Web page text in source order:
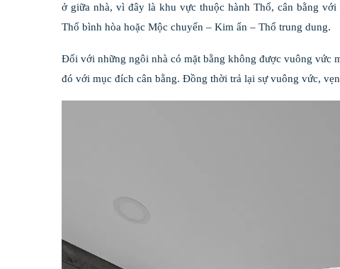
ở giữa nhà, vì đây là khu vực thuộc hành Thổ, cân bằng
Thổ bình hòa hoặc Mộc chuyển – Kim ẩn – Thổ trung dung.
Đối với những ngôi nhà có mặt bằng không được vuông vức
đó với mục đích cân bằng. Đồng thời trả lại sự vuông vức,